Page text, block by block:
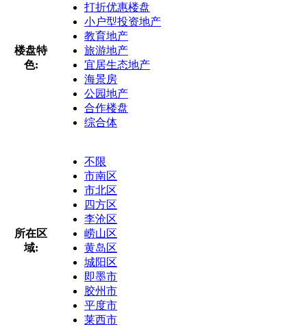
楼盘特
色:
打折优惠楼盘
小户型投资地产
教育地产
旅游地产
宜居生态地产
海景房
公园地产
合作楼盘
综合体
所在区
域:
不限
市南区
市北区
四方区
李沧区
崂山区
黄岛区
城阳区
即墨市
胶州市
平度市
莱西市